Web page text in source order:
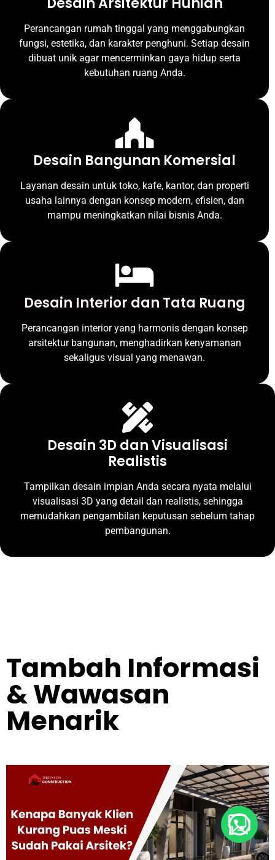
Perancangan rumah tinggal yang menggabungkan
fungsi, estetika, dan karakter penghuni. Setiap desain
dibuat unik agar mencerminkan gaya hidup serta
kebutuhan ruang Anda.
Desain Bangunan Komersial
Layanan desain untuk toko, kafe, kantor, dan properti
usaha lainnya dengan konsep modern, efisien, dan
mampu meningkatkan nilai bisnis Anda.
Desain Interior dan Tata Ruang
Perancangan interior yang harmonis dengan konsep
arsitektur bangunan, menghadirkan kenyamanan
sekaligus visual yang menawan.
Desain 3D dan Visualisasi
Realistis
Tampilkan desain impian Anda secara nyata melalui
visualisasi 3D yang detail dan realistis, sehingga
memudahkan pengambilan keputusan sebelum tahap
pembangunan.
Tambah Informasi
& Wawasan
Menarik
Buka Whatsapp